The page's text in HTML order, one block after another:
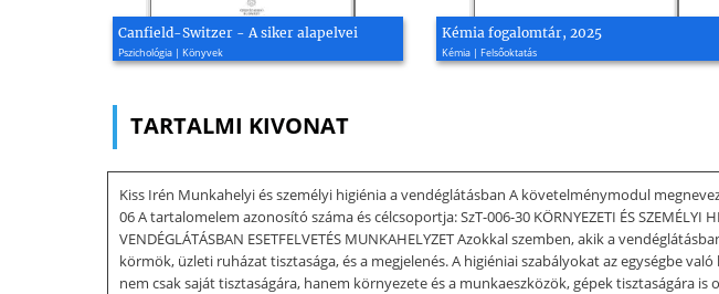
Canfield-Switzer - A siker alapelvei
Pszichológia | Könyvek
Kémia fogalomtár, 2025
Kémia | Felsőoktatás
TARTALMI KIVONAT
Kiss Irén Munkahelyi és személyi higiénia a vendéglátásban A követelménymodul
06 A tartalomelem azonosító száma és célcsoportja: SzT-006-30 KÖRNYEZETI ÉS SZEMÉLYI
VENDÉGLÁTÁSBAN ESETFELVETÉS MUNKAHELYZET Azokkal szemben, akik a
körmök, üzleti ruházat tisztasága, és a megjelenés. A higiéniai szabályokat az egységbe
nem csak saját tisztaságára, hanem környezete és a munkaeszközök, gépek tisztaságára